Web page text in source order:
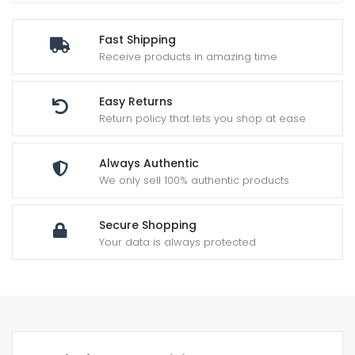
Fast Shipping
Receive products in amazing time
Easy Returns
Return policy that lets you shop at ease
Always Authentic
We only sell 100% authentic products
Secure Shopping
Your data is always protected